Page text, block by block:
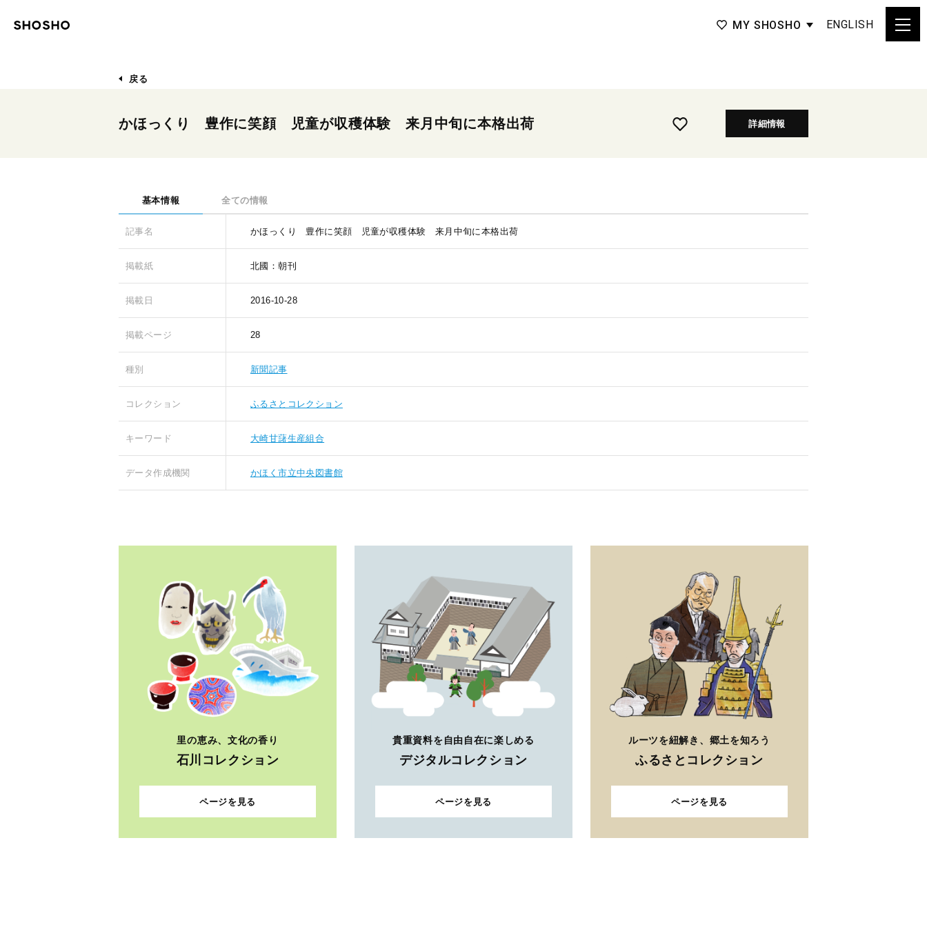
MY SHOSHO ENGLISH
戻る
かほっくり 豊作に笑顔 児童が収穫体験 来月中旬に本格出荷 詳細情報
基本情報 全ての情報
記事名 かほっくり 豊作に笑顔 児童が収穫体験 来月中旬に本格出荷
掲載紙 北國：朝刊
掲載日 2016-10-28
掲載ページ 28
種別 新聞記事
コレクション ふるさとコレクション
キーワード 大崎甘藷生産組合
データ作成機関 かほく市立中央図書館
里の恵み、文化の香り
石川コレクション
ページを見る
貴重資料を自由自在に楽しめる
デジタルコレクション
ページを見る
ルーツを紐解き、郷土を知ろう
ふるさとコレクション
ページを見る